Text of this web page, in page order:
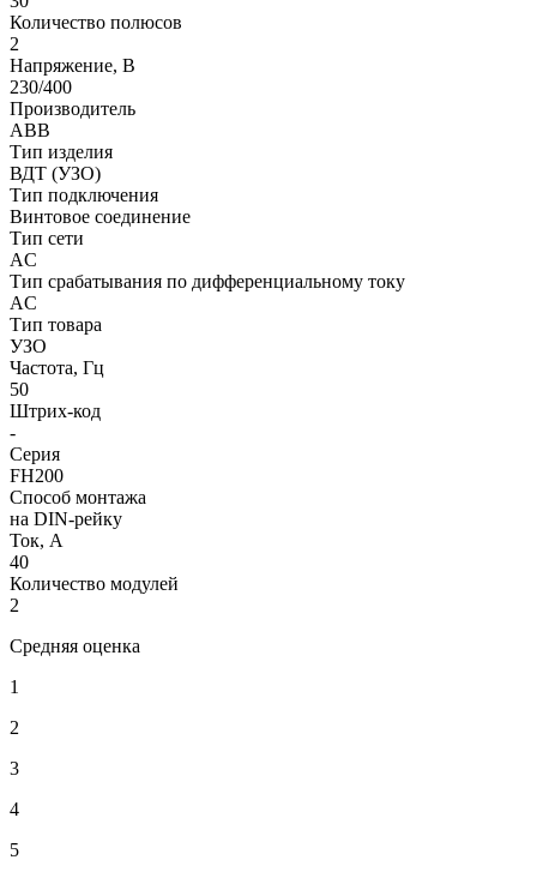
Количество полюсов
2
Напряжение, В
230/400
Производитель
ABB
Тип изделия
ВДТ (УЗО)
Тип подключения
Винтовое соединение
Тип сети
AC
Тип срабатывания по дифференциальному току
AC
Тип товара
УЗО
Частота, Гц
50
Штрих-код
-
Серия
FH200
Способ монтажа
на DIN-рейку
Ток, А
40
Количество модулей
2
Средняя оценка
1
2
3
4
5